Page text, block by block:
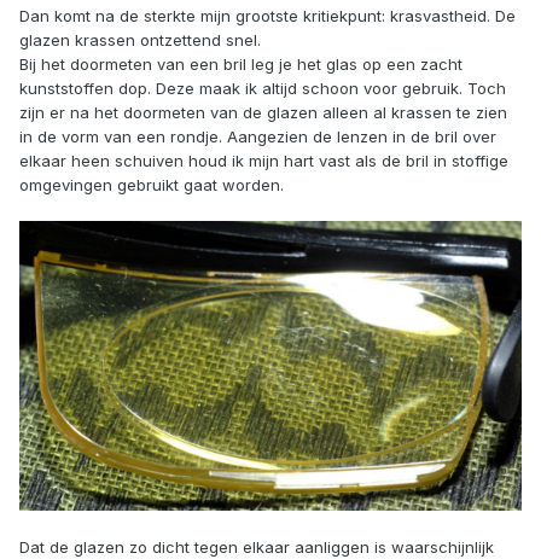
Dan komt na de sterkte mijn grootste kritiekpunt: krasvastheid. De
glazen krassen ontzettend snel.
Bij het doormeten van een bril leg je het glas op een zacht
kunststoffen dop. Deze maak ik altijd schoon voor gebruik. Toch
zijn er na het doormeten van de glazen alleen al krassen te zien
in de vorm van een rondje. Aangezien de lenzen in de bril over
elkaar heen schuiven houd ik mijn hart vast als de bril in stoffige
omgevingen gebruikt gaat worden.
Dat de glazen zo dicht tegen elkaar aanliggen is waarschijnlijk